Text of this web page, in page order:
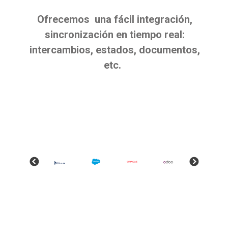
Ofrecemos una fácil integración,
sincronización en tiempo real:
intercambios, estados, documentos,
etc.